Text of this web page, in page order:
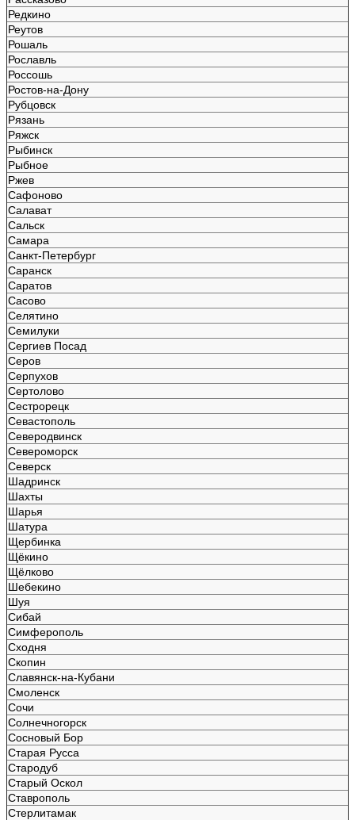
Редкино
Реутов
Рошаль
Рославль
Россошь
Ростов-на-Дону
Рубцовск
Рязань
Ряжск
Рыбинск
Рыбное
Ржев
Сафоново
Салават
Сальск
Самара
Санкт-Петербург
Саранск
Саратов
Сасово
Селятино
Семилуки
Сергиев Посад
Серов
Серпухов
Сертолово
Сестрорецк
Севастополь
Северодвинск
Североморск
Северск
Шадринск
Шахты
Шарья
Шатура
Щербинка
Щёкино
Щёлково
Шебекино
Шуя
Сибай
Симферополь
Сходня
Скопин
Славянск-на-Кубани
Смоленск
Сочи
Солнечногорск
Сосновый Бор
Старая Русса
Стародуб
Старый Оскол
Ставрополь
Стерлитамак